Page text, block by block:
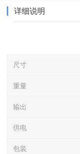
详细说明
尺寸
重量
输出
供电
包装